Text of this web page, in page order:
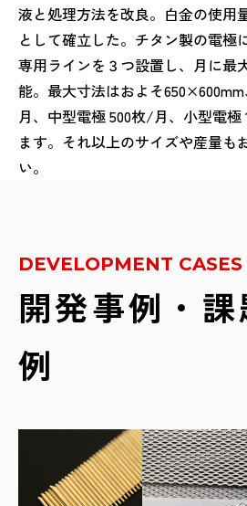
液と処理方法を改良。白金の使用
として確立した。チタン製の電極
専用ラインを３つ設置し、月に最
能。最大寸法はおよそ
月、中型電極 500枚/月、小型電極
ます。それ以上のサイズや産量も
い。
DEVELOPMENT CASES
開発事例・
例